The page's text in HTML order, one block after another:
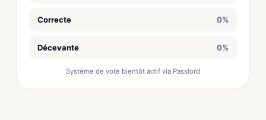
Correcte 0%
Décevante 0%
Système de vote bientôt actif via Passlord